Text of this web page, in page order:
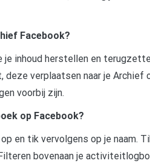
Facebook?
je inhoud herstellen en
verplaatsen naar je
voorbij zijn.
op Facebook?
en tik vervolgens op je naam.
bovenaan je